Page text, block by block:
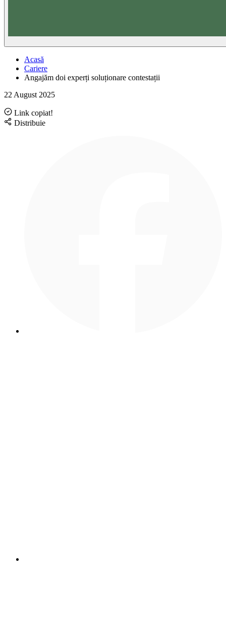
Acasă
Cariere
Angajăm doi experți soluționare contestații
22 August 2025
Link copiat!
Distribuie